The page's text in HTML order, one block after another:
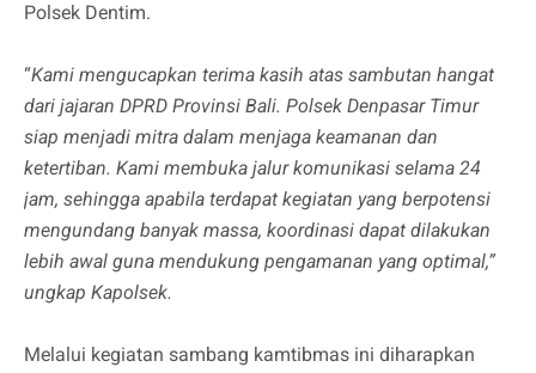
Polsek Dentim.
“Kami mengucapkan terima kasih atas sambutan hangat
dari jajaran DPRD Provinsi Bali. Polsek Denpasar Timur
siap menjadi mitra dalam menjaga keamanan dan
ketertiban. Kami membuka jalur komunikasi selama 24
jam, sehingga apabila terdapat kegiatan yang berpotensi
mengundang banyak massa, koordinasi dapat dilakukan
lebih awal guna mendukung pengamanan yang optimal,”
ungkap Kapolsek.
Melalui kegiatan sambang kamtibmas ini diharapkan